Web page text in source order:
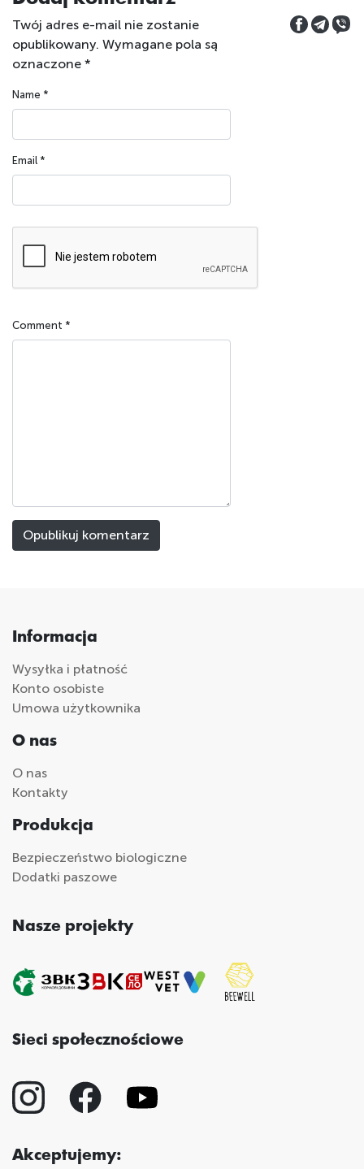
Twój adres e-mail nie zostanie
opublikowany. Wymagane pola są
oznaczone *
Name *
Email *
Comment *
Informacja
Wysyłka i płatność
Konto osobiste
Umowa użytkownika
O nas
O nas
Kontakty
Produkcja
Bezpieczeństwo biologiczne
Dodatki paszowe
Nasze projekty
Sieci społecznościowe
Akceptujemy: